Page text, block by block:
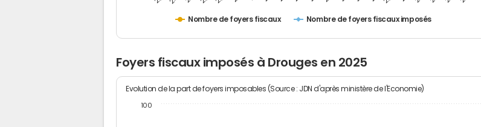
Nombre de foyers fiscaux Nombre de foyers fiscaux imposés
Foyers fiscaux imposés à Drouges en 2025
Evolution de la part de foyers imposables (Source : JDN d'après ministère de l'Economie)
100